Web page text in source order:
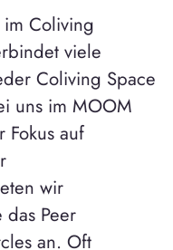
im Coliving
viele
Coliving Space
uns im MOOM
Fokus auf
wir
Peer
an. Oft